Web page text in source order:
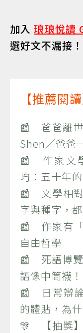
加入琅琅悅讀
選好文不漏接！
【推薦閱讀
📰 爸爸離
Shen／爸爸
📰 作家文
均：五十年
📰 文學相
字與種字，
📰 作家有
自由哲學
📰 死語博覽
語像中筒襪
📰 日常辯
的體貼，為
🎊 【抽獎